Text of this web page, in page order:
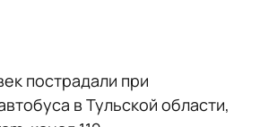
пострадали при
в Тульской области,